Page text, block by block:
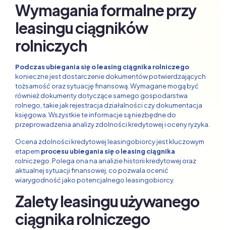
Wymagania formalne przy
leasingu ciągników
rolniczych
Podczas ubiegania się o leasing ciągnika rolniczego
konieczne jest dostarczenie dokumentów potwierdzających
tożsamość oraz sytuację finansową. Wymagane mogą być
również dokumenty dotyczące samego gospodarstwa
rolnego, takie jak rejestracja działalności czy dokumentacja
księgowa. Wszystkie te informacje są niezbędne do
przeprowadzenia analizy zdolności kredytowej i oceny ryzyka.
Ocena zdolności kredytowej leasingobiorcy jest kluczowym
etapem procesu ubiegania się o leasing ciągnika
rolniczego. Polega ona na analizie historii kredytowej oraz
aktualnej sytuacji finansowej, co pozwala ocenić
wiarygodność jako potencjalnego leasingobiorcy.
Zalety leasingu używanego
ciągnika rolniczego